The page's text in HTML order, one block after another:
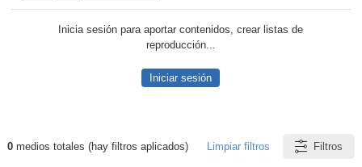
Inicia sesión para aportar contenidos, crear listas de
reproducción...
Iniciar sesión
Resultados de: ies_galileo_galilei
0medios totales (hay filtros aplicados) Limpiar filtros Filtros